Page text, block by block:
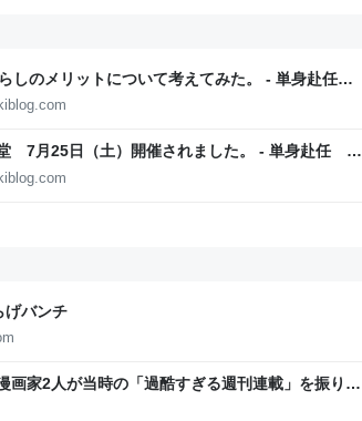
のメリットについて考えてみた。 - 単身赴任
7月25日（土）開催されました。 - 単身赴任 自
げバンチ
画家2人が当時の「過酷すぎる週刊連載」を振り返
原稿は落とさない」ストイックな舞台裏 | 日刊